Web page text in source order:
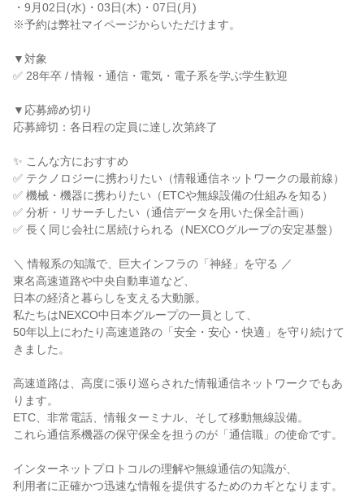
・9月02日(水)・03日(木)・07日(月)
※予約は弊社マイページからいただけます。
▼対象
✅ 28年卒 / 情報・通信・電気・電子系を学ぶ学生歓迎
▼応募締め切り
応募締切：各日程の定員に達し次第終了
✨ こんな方におすすめ
✅ テクノロジーに携わりたい（情報通信ネットワークの最前線）
✅ 機械・機器に携わりたい（ETCや無線設備の仕組みを知る）
✅ 分析・リサーチしたい（通信データを用いた保全計画）
✅ 長く同じ会社に居続けられる（NEXCOグループの安定基盤）
＼ 情報系の知識で、巨大インフラの「神経」を守る ／
東名高速道路や中央自動車道など、
日本の経済と暮らしを支える大動脈。
私たちはNEXCO中日本グループの一員として、
50年以上にわたり高速道路の「安全・安心・快適」を守り続けて
きました。
高速道路は、高度に張り巡らされた情報通信ネットワークでもあ
ります。
ETC、非常電話、情報ターミナル、そして移動無線設備。
これら通信系機器の保守保全を担うのが「通信職」の使命です。
インターネットプロトコルの理解や無線通信の知識が、
利用者に正確かつ迅速な情報を提供するためのカギとなります。